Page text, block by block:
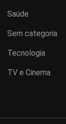
Saúde
Sem categoria
Tecnologia
TV e Cinema